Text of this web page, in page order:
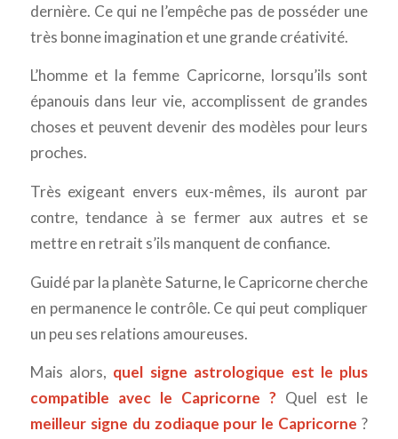
dernière. Ce qui ne l’empêche pas de posséder une
très bonne imagination et une grande créativité.
L’homme et la femme Capricorne, lorsqu’ils sont
épanouis dans leur vie, accomplissent de grandes
choses et peuvent devenir des modèles pour leurs
proches.
Très exigeant envers eux-mêmes, ils auront par
contre, tendance à se fermer aux autres et se
mettre en retrait s’ils manquent de confiance.
Guidé par la planète Saturne, le Capricorne cherche
en permanence le contrôle. Ce qui peut compliquer
un peu ses relations amoureuses.
Mais alors, quel signe astrologique est le plus
compatible avec le Capricorne ? Quel est le
meilleur signe du zodiaque pour le Capricorne ?